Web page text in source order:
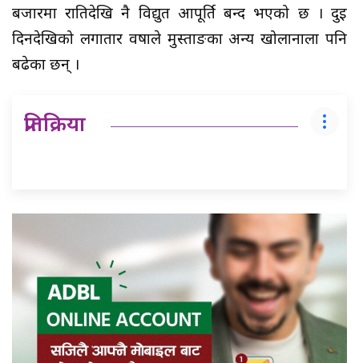
बजारमा रातिदेखि नै विद्युत आपूर्ति बन्द भएको छ । दुई
दिनदेखिको लगातार वर्षाले मुस्ताङका अन्य खोलानाला पनि
बढेका छन् ।
प्रतिक्रिया